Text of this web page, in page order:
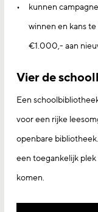
kunnen
winnen en kans
€1.000,- aan
Vier de
Een
voor een rijke
openbare
een toegankelijk
komen.